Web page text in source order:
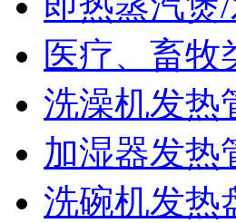
医疗、畜牧
洗澡机发热
加湿器发热
洗碗机发热